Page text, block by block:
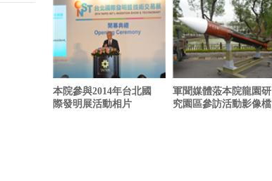
本院參與2014年台北國
際發明展活動相片
軍聞媒體蒞本院龍園研
究園區參訪活動影像檔